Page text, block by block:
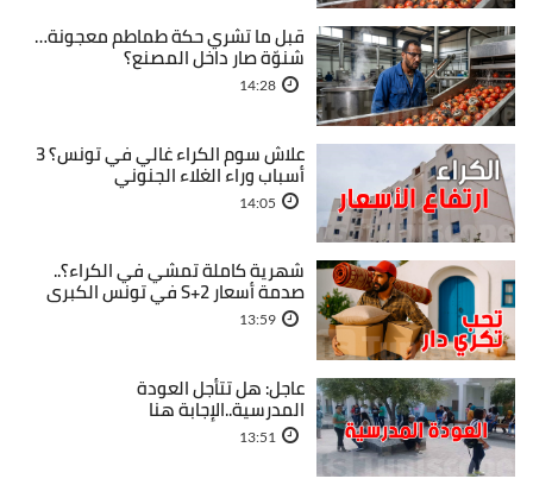
قبل ما تشري حكة طماطم معجونة…
شنوّة صار داخل المصنع؟
14:28
علاش سوم الكراء غالي في تونس؟ 3
أسباب وراء الغلاء الجنوني
14:05
شهرية كاملة تمشي في الكراء؟..
صدمة أسعار S+2 في تونس الكبرى
13:59
عاجل: هل تتأجل العودة
المدرسية..الإجابة هنا
13:51